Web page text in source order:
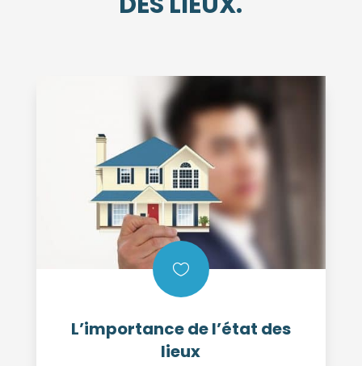

L’importance de l’état des
lieux